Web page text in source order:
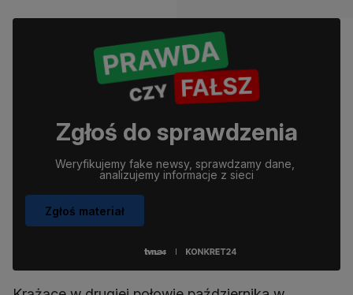
Zgłoś do sprawdzenia
Weryfikujemy fake newsy, sprawdzamy dane,
analizujemy informacje z sieci
Zgłoś materiał